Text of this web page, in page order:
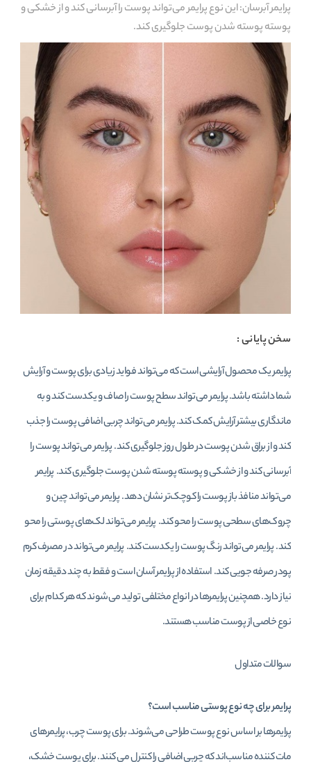
پرایمر آبرسان: این نوع پرایمر می‌تواند پوست را آبرسانی کند و از خشکی و
پوسته پوسته شدن پوست جلوگیری کند.
سخن پایانی :
پرایمر یک محصول آرایشی است که می‌تواند فواید زیادی برای پوست و آرایش
شما داشته باشد. پرایمر می‌تواند سطح پوست را صاف و یکدست کند و به
ماندگاری بیشتر آرایش کمک کند. پرایمر می‌تواند چربی اضافی پوست را جذب
کند و از براق شدن پوست در طول روز جلوگیری کند. پرایمر می‌تواند پوست را
آبرسانی کند و از خشکی و پوسته پوسته شدن پوست جلوگیری کند. پرایمر
می‌تواند منافذ باز پوست را کوچک‌تر نشان دهد. پرایمر می‌تواند چین و
چروک‌های سطحی پوست را محو کند. پرایمر می‌تواند لک‌های پوستی را محو
کند. پرایمر می‌تواند رنگ پوست را یکدست کند. پرایمر می‌تواند در مصرف کرم
پودر صرفه جویی کند. استفاده از پرایمر آسان است و فقط به چند دقیقه زمان
نیاز دارد. همچنین پرایمرها در انواع مختلفی تولید می‌شوند که هر کدام برای
نوع خاصی از پوست مناسب هستند.
سوالات متداول
پرایمر برای چه نوع پوستی مناسب است؟
پرایمرها بر اساس نوع پوست طراحی می‌شوند. برای پوست چرب، پرایمرهای
مات‌ کننده مناسب‌اند که چربی اضافی را کنترل می‌ کنند. برای پوست خشک،